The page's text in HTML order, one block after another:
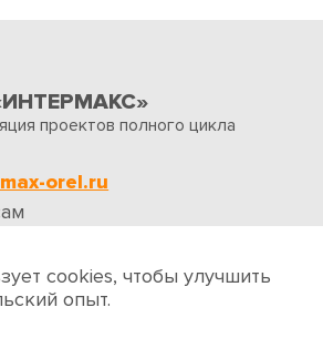
проектов полного цикла
orel.ru
cookies, чтобы улучшить
опыт.